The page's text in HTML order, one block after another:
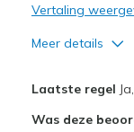
Vertaling
Meer details
Laatste regel
Was deze